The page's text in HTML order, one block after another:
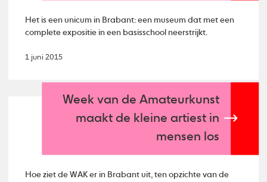
Het is een unicum in Brabant: een museum dat met een
complete expositie in een basisschool neerstrijkt.
1 juni 2015
Week van de Amateurkunst
maakt de kleine artiest in
mensen los
Hoe ziet de WAK er in Brabant uit, ten opzichte van de